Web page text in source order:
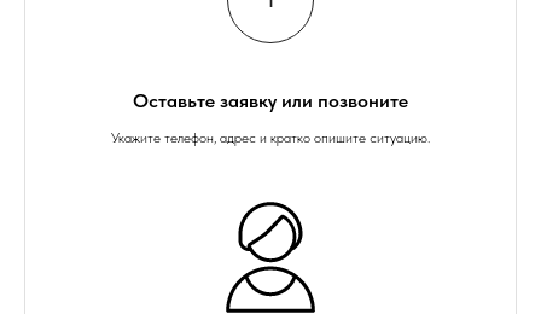
Оставьте заявку или позвоните
Укажите телефон, адрес и кратко опишите ситуацию.